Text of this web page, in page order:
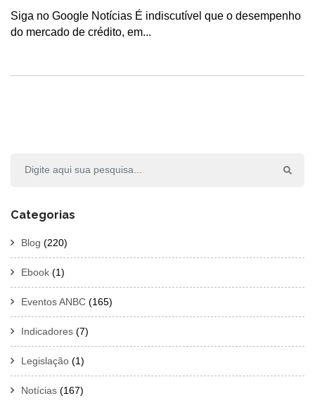
Siga no Google Notícias É indiscutível que o desempenho
do mercado de crédito, em...
Categorias
Blog (220)
Ebook (1)
Eventos ANBC (165)
Indicadores (7)
Legislação (1)
Notícias (167)